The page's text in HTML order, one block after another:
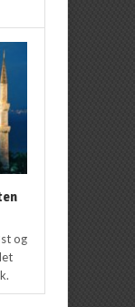
og